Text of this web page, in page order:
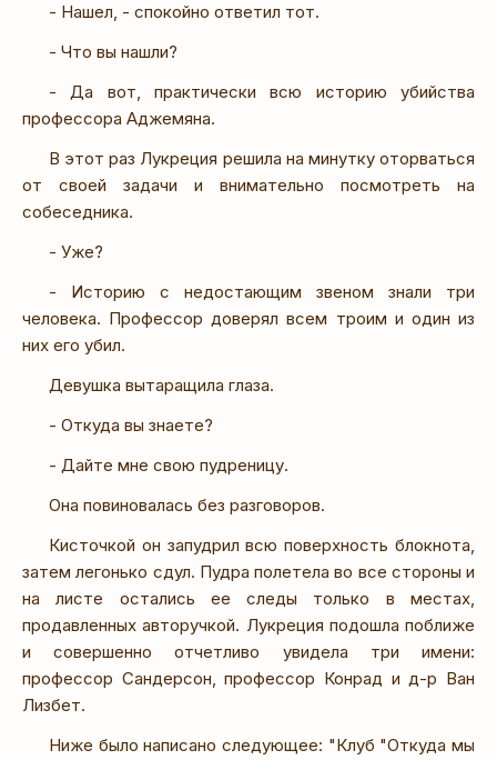
- Нашел, - спокойно ответил тот.
- Что вы нашли?
- Да вот, практически всю историю убийства
профессора Аджемяна.
В этот раз Лукреция решила на минутку оторваться
от своей задачи и внимательно посмотреть на
собеседника.
- Уже?
- Историю с недостающим звеном знали три
человека. Профессор доверял всем троим и один из
них его убил.
Девушка вытаращила глаза.
- Откуда вы знаете?
- Дайте мне свою пудреницу.
Она повиновалась без разговоров.
Кисточкой он запудрил всю поверхность блокнота,
затем легонько сдул. Пудра полетела во все стороны и
на листе остались ее следы только в местах,
продавленных авторучкой. Лукреция подошла поближе
и совершенно отчетливо увидела три имени:
профессор Сандерсон, профессор Конрад и д-р Ван
Лизбет.
Ниже было написано следующее: "Клуб "Откуда мы